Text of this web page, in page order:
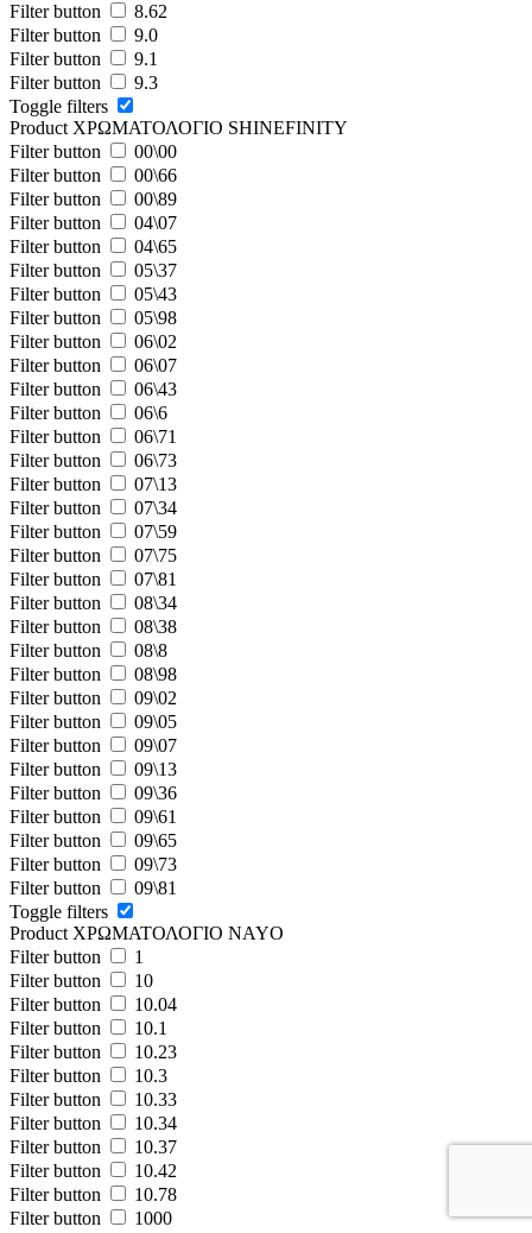
Filter button
8.62
Filter button
9.0
Filter button
9.1
Filter button
9.3
Toggle filters
Product ΧΡΩΜΑΤΟΛΟΓΙΟ SHINEFINITY
Filter button
00\00
Filter button
00\66
Filter button
00\89
Filter button
04\07
Filter button
04\65
Filter button
05\37
Filter button
05\43
Filter button
05\98
Filter button
06\02
Filter button
06\07
Filter button
06\43
Filter button
06\6
Filter button
06\71
Filter button
06\73
Filter button
07\13
Filter button
07\34
Filter button
07\59
Filter button
07\75
Filter button
07\81
Filter button
08\34
Filter button
08\38
Filter button
08\8
Filter button
08\98
Filter button
09\02
Filter button
09\05
Filter button
09\07
Filter button
09\13
Filter button
09\36
Filter button
09\61
Filter button
09\65
Filter button
09\73
Filter button
09\81
Toggle filters
Product ΧΡΩΜΑΤΟΛΟΓΙΟ NAYO
Filter button
1
Filter button
10
Filter button
10.04
Filter button
10.1
Filter button
10.23
Filter button
10.3
Filter button
10.33
Filter button
10.34
Filter button
10.37
Filter button
10.42
Filter button
10.78
Filter button
1000